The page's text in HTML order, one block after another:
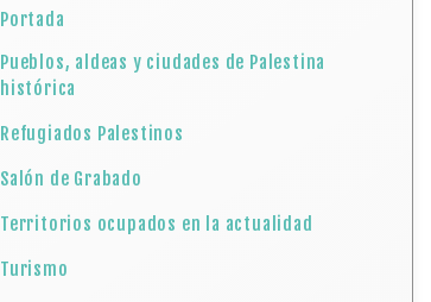
Portada
Pueblos, aldeas y ciudades de Palestina
histórica
Refugiados Palestinos
Salón de Grabado
Territorios ocupados en la actualidad
Turismo